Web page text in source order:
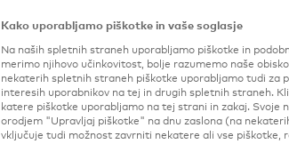
Kako uporabljamo piškotke in vaše soglasje
Na naših spletnih straneh uporabljamo piškotke in
merimo njihovo učinkovitost, bolje razumemo naše
nekaterih spletnih straneh piškotke uporabljamo tudi za
interesih uporabnikov na tej in drugih spletnih straneh.
katere piškotke uporabljamo na tej strani in zakaj. Svoje
orodjem "Upravljaj piškotke" na dnu zaslona (na
vključuje tudi možnost zavrniti nekatere ali vse piškotke,